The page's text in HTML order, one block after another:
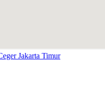
Jakarta Timur